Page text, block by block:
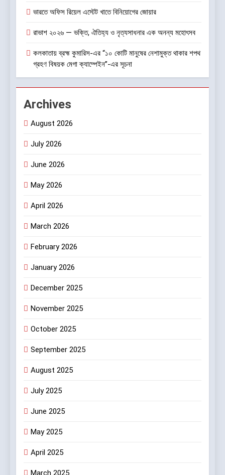
ভারতে অফিস রিয়েল এস্টেট খাতে বিনিয়োগের জোয়ার
রাভাশ ২০২৬ — ভক্তি, ঐতিহ্য ও নৃত্যসাধনার এক অনন্য মহোৎসব
কলকাতায় ব্রহ্ম কুমারিস-এর “১০ কোটি মানুষের নেশামুক্ত থাকার শপথ
গ্রহণ বিষয়ক মেগা ক্যাম্পেইন”-এর সূচনা
Archives
August 2026
July 2026
June 2026
May 2026
April 2026
March 2026
February 2026
January 2026
December 2025
November 2025
October 2025
September 2025
August 2025
July 2025
June 2025
May 2025
April 2025